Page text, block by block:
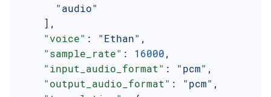
      "audio"
    ],
    "voice"
: "Ethan" ,
    "sample_rate"
: 16000,
    "input_audio_format"
: "pcm" ,
    "output_audio_format"
: "pcm" ,